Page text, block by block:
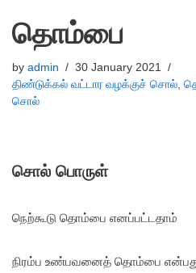
தொம்பை
by admin
30 January 2021
திண்டுக்கல் வட்டார வழக்குச் சொல்,
சொல்
சொல் பொருள்
நெற்கூடு தொம்பை எனப்பட்டதாம்
நிரம்ப உண்பவனைத் தொம்பை